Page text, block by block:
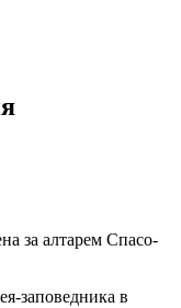
за алтарем Спасо-
заповедника в